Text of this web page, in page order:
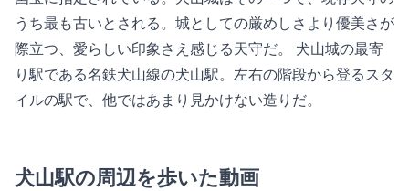
うち最も古いとされる。城としての厳めしさより優美さが
際立つ、愛らしい印象さえ感じる天守だ。 犬山城の最寄
り駅である名鉄犬山線の犬山駅。左右の階段から登るスタ
イルの駅で、他ではあまり見かけない造りだ。
犬山駅の周辺を歩いた動画